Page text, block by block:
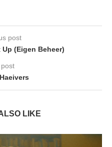
post
Up (Eigen Beheer)
LIKE